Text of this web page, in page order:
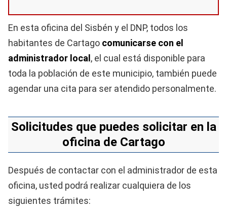
En esta oficina del Sisbén y el DNP, todos los
habitantes de Cartago comunicarse con el
administrador local, el cual está disponible para
toda la población de este municipio, también puede
agendar una cita para ser atendido personalmente.
Solicitudes que puedes solicitar en la
oficina de Cartago
Después de contactar con el administrador de esta
oficina, usted podrá realizar cualquiera de los
siguientes trámites: